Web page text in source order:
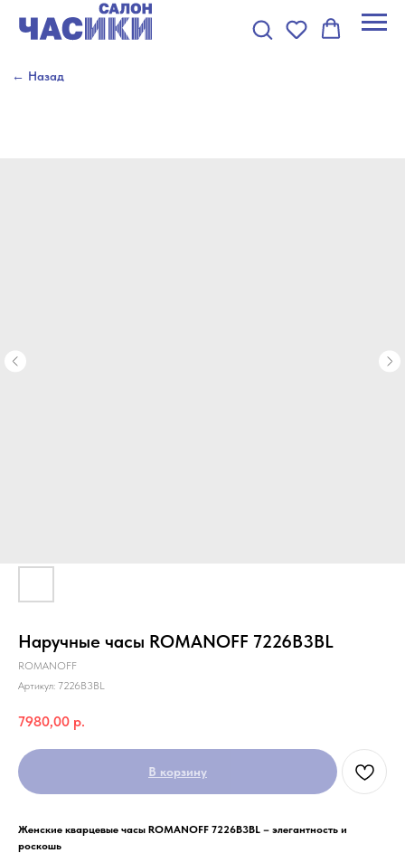
← Назад
Наручные часы ROMANOFF 7226B3BL
ROMANOFF
Артикул: 7226B3BL
7980,00 р.
В корзину
Женские кварцевые часы ROMANOFF 7226B3BL – элегантность и
роскошь